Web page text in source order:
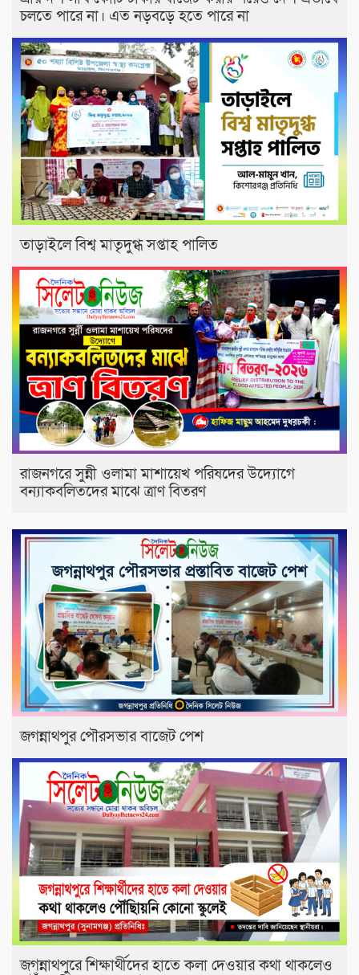
চলতে পারে না। এত নড়বড়ে হতে পারে না
তাড়াইলে বিশ্ব মাতৃদুগ্ধ সপ্তাহ পালিত
রাজনগরে সুন্নী ওলামা মাশায়েখ পরিষদের উদ্যোগে
বন্যাকবলিতদের মাঝে ত্রাণ বিতরণ
জগন্নাথপুর পৌরসভার বাজেট পেশ
জগন্নাথপুরে শিক্ষার্থীদের হাতে কলা দেওয়ার কথা থাকলেও